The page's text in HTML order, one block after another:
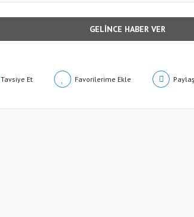
GELİNCE HABER VER
Tavsiye Et Paylaş